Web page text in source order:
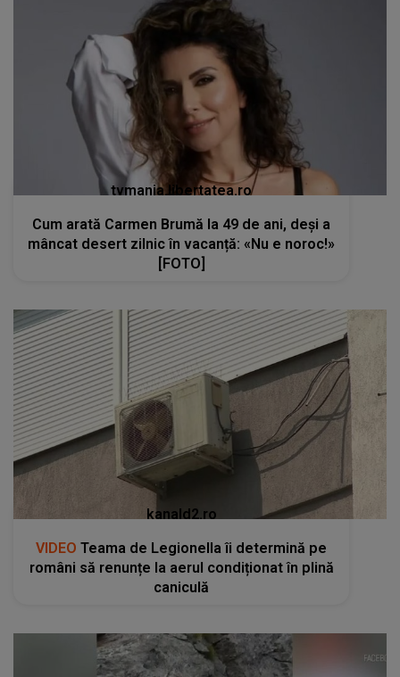
tvmania.libertatea.ro
Cum arată Carmen Brumă la 49 de ani, deși a
mâncat desert zilnic în vacanță: «Nu e noroc!»
[FOTO]
kanald2.ro
VIDEO Teama de Legionella îi determină pe
români să renunțe la aerul condiționat în plină
caniculă